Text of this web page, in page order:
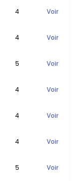
4 Voir
4 Voir
5 Voir
4 Voir
4 Voir
4 Voir
5 Voir